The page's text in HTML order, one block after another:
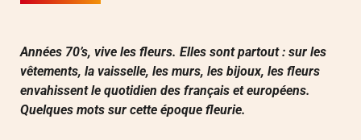
Années 70’s, vive les fleurs. Elles sont partout : sur les
vêtements, la vaisselle, les murs, les bijoux, les fleurs
envahissent le quotidien des français et européens.
Quelques mots sur cette époque fleurie.